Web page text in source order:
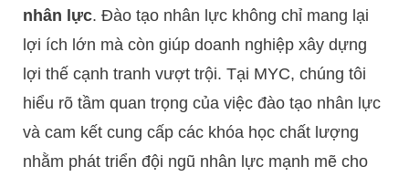
nhân lực. Đào tạo nhân lực không chỉ mang lại
lợi ích lớn mà còn giúp doanh nghiệp xây dựng
lợi thế cạnh tranh vượt trội. Tại MYC, chúng tôi
hiểu rõ tầm quan trọng của việc đào tạo nhân lực
và cam kết cung cấp các khóa học chất lượng
nhằm phát triển đội ngũ nhân lực mạnh mẽ cho